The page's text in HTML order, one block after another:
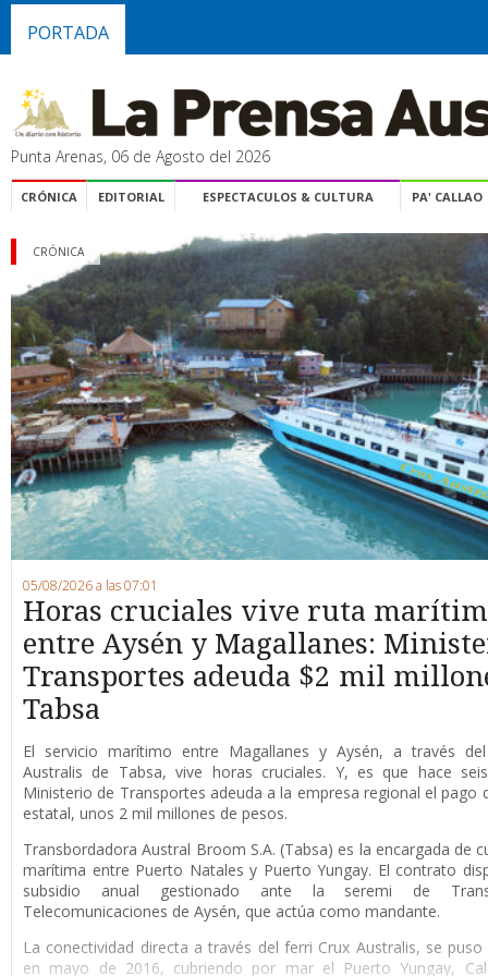
PORTADA
Punta Arenas, 06 de Agosto del 2026
CRÓNICA EDITORIAL ESPECTACULOS & CULTURA PA' CALLAO
CRÓNICA
05/08/2026 a las 07:01
Horas cruciales vive ruta
entre Aysén y Magallanes:
Transportes adeuda $2 mil
Tabsa
El servicio marítimo entre Magallanes y Aysén, a través
Australis de Tabsa, vive horas cruciales. Y, es que hace
Ministerio de Transportes adeuda a la empresa regional el pago
estatal, unos 2 mil millones de pesos.
Transbordadora Austral Broom S.A. (Tabsa) es la encargada de
marítima entre Puerto Natales y Puerto Yungay. El contrato
subsidio anual gestionado ante la seremi de
Telecomunicaciones de Aysén, que actúa como mandante.
La conectividad directa a través del ferri Crux Australis, se
en mayo de 2016, cubriendo por mar el Puerto Yungay,